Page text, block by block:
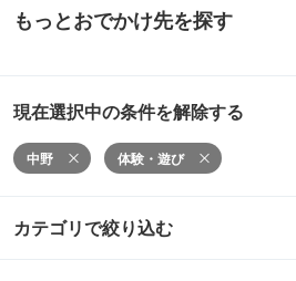
もっとおでかけ先を探す
現在選択中の条件を解除する
中野 体験・遊び
カテゴリで絞り込む